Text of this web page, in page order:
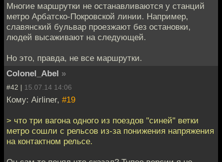
Многие маршрутки не останавливаются у станций
метро Арбатско-Покровской линии. Например,
славянский бульвар проезжают без остановки,
людей высаживают на следующей.
Но это, правда, не все маршрутки.
Colonel_Abel »
#42 | 15.07.14 14:06
Кому: Airliner, #19
> что три вагона одного из поездов "синей" ветки
метро сошли с рельсов из-за понижения напряжения
на контактном рельсе.